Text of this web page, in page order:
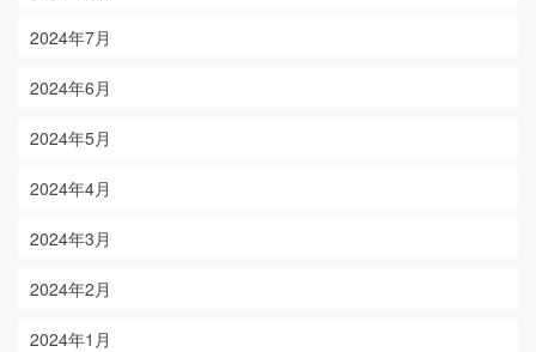
2024年7月
2024年6月
2024年5月
2024年4月
2024年3月
2024年2月
2024年1月